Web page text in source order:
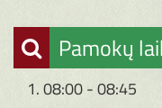
Pamokų
1. 08:00 - 08:45